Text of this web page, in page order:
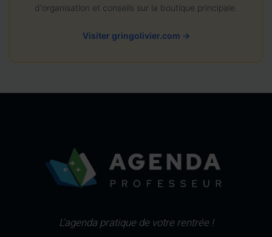
d'organisation et conseils sur la boutique principale.
Visiter gringolivier.com →
L'agenda pratique de votre rentrée !